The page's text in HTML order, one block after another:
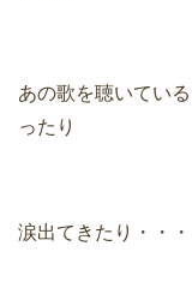
あの歌を聴いてい
ったり
涙出てきたり・・・